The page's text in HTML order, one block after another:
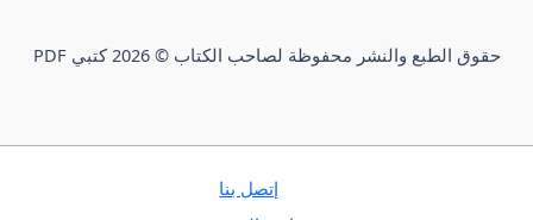
حقوق الطبع والنشر محفوظة لصاحب الكتاب © 2026 كتبي PDF
إتصل بنا